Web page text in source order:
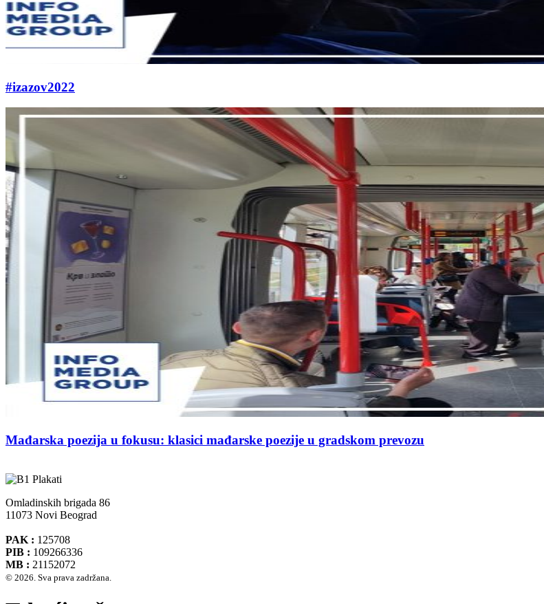
#izazov2022
Mađarska poezija u fokusu: klasici mađarske poezije u gradskom prevozu
Omladinskih brigada 86
11073 Novi Beograd
PAK : 125708
PIB : 109266336
MB : 21152072
© 2026. Sva prava zadržana.